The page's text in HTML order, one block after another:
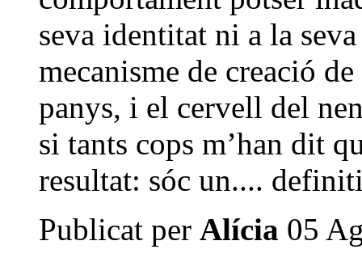
seva identitat ni a la
mecanisme de creació
panys, i el cervell del
si tants cops m’han dit
resultat: sóc un....
Publicat per Alícia 05